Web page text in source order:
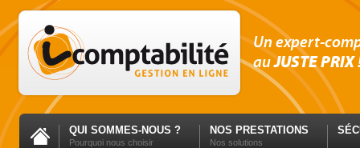
Un expert-
auJUSTE PRIX
QUI SOMMES-NOUS ?
Pourquoi nous choisir
NOS PRESTATIONS
Nos solutions